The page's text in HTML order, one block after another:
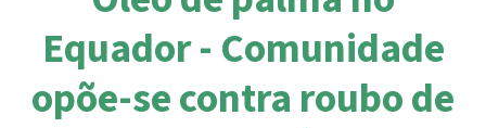
Êxitos
Temas
A Floresta Tropical
Biodiversidade:
Salve a Floresta
Pesquisa
Proteção dos animais
Proteção de indígenas
África
Equador - Comunidade
opõe-se contra roubo de